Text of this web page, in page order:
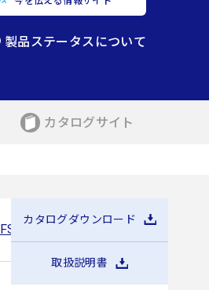
製品ステータスについて
カタログサイト
FSB-80 FSB-100 FSB-150
カタログダウンロード
取扱説明書